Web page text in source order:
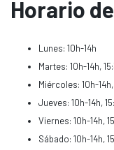
Horario
Lunes: 10h-14h
Martes: 10h-14h,
Miércoles: 10h-
Jueves: 10h-14h,
Viernes: 10h-14h,
Sábado: 10h-14h,